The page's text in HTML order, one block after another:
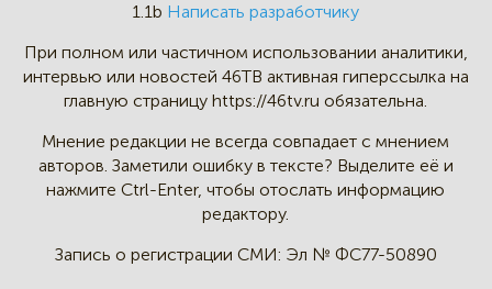
1.1b Написать разработчику
При полном или частичном использовании аналитики,
интервью или новостей 46TB активная гиперссылка на
главную страницу https://46tv.ru обязательна.
Мнение редакции не всегда совпадает с мнением
авторов. Заметили ошибку в тексте? Выделите её и
нажмите Ctrl-Enter, чтобы отослать информацию
редактору.
Запись о регистрации СМИ: Эл № ФС77-50890